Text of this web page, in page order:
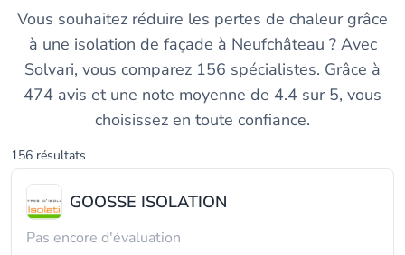
Vous souhaitez réduire les pertes de chaleur grâce
à une isolation de façade à Neufchâteau ? Avec
Solvari, vous comparez 156 spécialistes. Grâce à
474 avis et une note moyenne de 4.4 sur 5, vous
choisissez en toute confiance.
156 résultats
GOOSSE ISOLATION
Pas encore d'évaluation